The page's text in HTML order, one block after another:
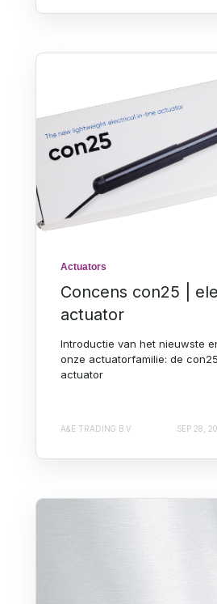
Actuators
Concens con25 |
actuator
Introductie van het nieuwste
onze actuatorfamilie: de
actuator
A&E TRADING B.V. SEP 28,